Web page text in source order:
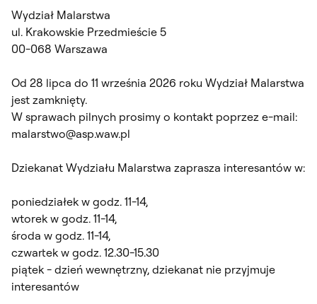
Wydział Malarstwa
ul. Krakowskie Przedmieście 5
00-068 Warszawa
Od 28 lipca do 11 września 2026 roku Wydział Malarstwa
jest zamknięty.
W sprawach pilnych prosimy o kontakt poprzez e-mail:
malarstwo@asp.waw.pl
Dziekanat Wydziału Malarstwa zaprasza interesantów w:
poniedziałek w godz. 11-14,
wtorek w godz. 11-14,
środa w godz. 11-14,
czwartek w godz. 12.30-15.30
piątek - dzień wewnętrzny, dziekanat nie przyjmuje
interesantów